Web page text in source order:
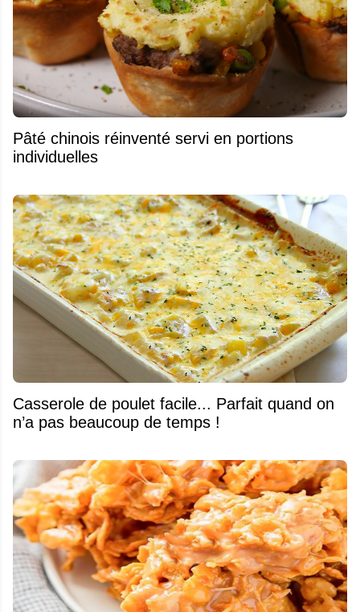
Pâté chinois réinventé servi en portions
individuelles
Casserole de poulet facile... Parfait quand on
n’a pas beaucoup de temps !